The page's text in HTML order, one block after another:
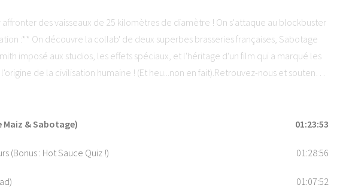
affronter des vaisseaux de 25 kilomètres de diamètre ! On s'attaque au blockbuster
:** On découvre la collab' de deux superbes brasseries françaises, Sabotage
imposé aux studios, les effets spéciaux, et l'héritage d'un film qui a marqué les
de la civilisation humaine ! (Et heu...non en fait).Retrouvez-nous et soutenez
Maiz & Sabotage)
01:23:53
(Bonus : Hot Sauce Quiz !) 01:28:56
01:07:52